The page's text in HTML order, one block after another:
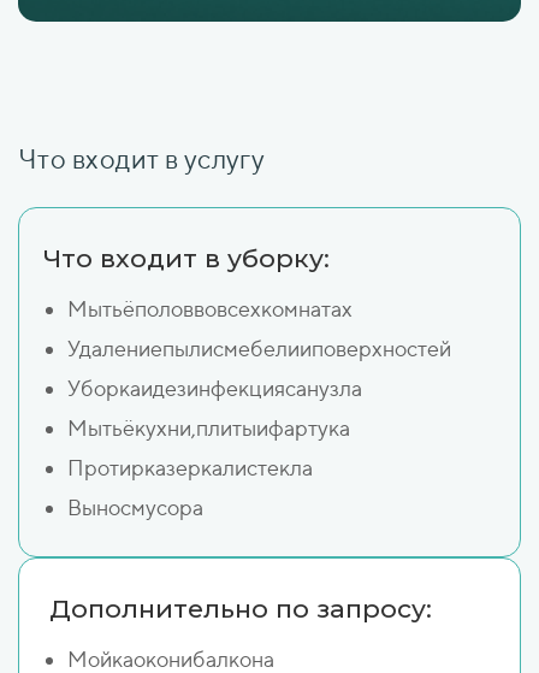
Что входит в услугу
Что входит в уборку:
Мытьёполоввовсехкомнатах
Удалениепылисмебелииповерхностей
Уборкаидезинфекциясанузла
Мытьёкухни,плитыифартука
Протирказеркалистекла
Выносмусора
Дополнительно по запросу:
Мойкаоконибалкона